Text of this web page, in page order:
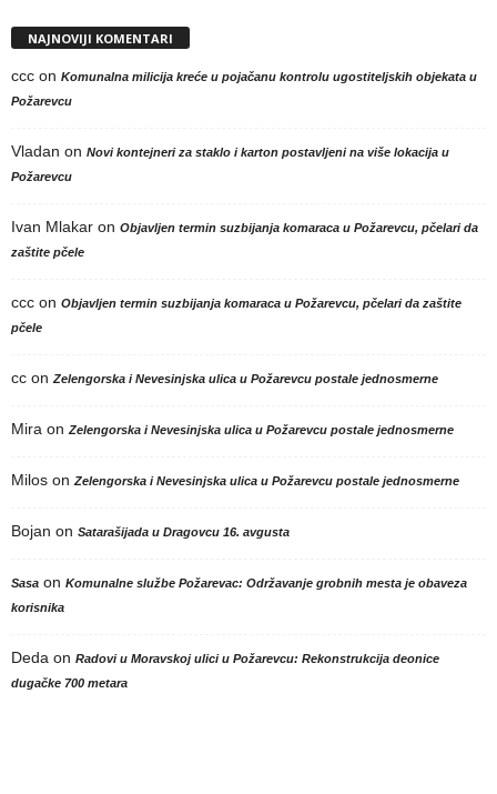
NAJNOVIJI KOMENTARI
ccc on Komunalna milicija kreće u pojačanu kontrolu ugostiteljskih objekata u
Požarevcu
Vladan on Novi kontejneri za staklo i karton postavljeni na više lokacija u
Požarevcu
Ivan Mlakar on Objavljen termin suzbijanja komaraca u Požarevcu, pčelari da
zaštite pčele
ccc on Objavljen termin suzbijanja komaraca u Požarevcu, pčelari da zaštite
pčele
cc on Zelengorska i Nevesinjska ulica u Požarevcu postale jednosmerne
Mira on Zelengorska i Nevesinjska ulica u Požarevcu postale jednosmerne
Milos on Zelengorska i Nevesinjska ulica u Požarevcu postale jednosmerne
Bojan on Satarašijada u Dragovcu 16. avgusta
Sasa on Komunalne službe Požarevac: Održavanje grobnih mesta je obaveza
korisnika
Deda on Radovi u Moravskoj ulici u Požarevcu: Rekonstrukcija deonice
dugačke 700 metara